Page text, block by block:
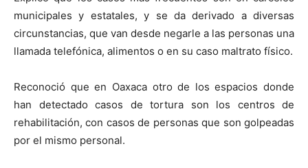
municipales y estatales, y se da derivado a diversas
circunstancias, que van desde negarle a las personas una
llamada telefónica, alimentos o en su caso maltrato físico.
Reconoció que en Oaxaca otro de los espacios donde
han detectado casos de tortura son los centros de
rehabilitación, con casos de personas que son golpeadas
por el mismo personal.